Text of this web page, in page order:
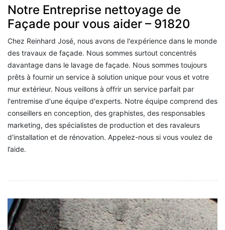
Notre Entreprise nettoyage de
Façade pour vous aider – 91820
Chez Reinhard José, nous avons de l'expérience dans le monde
des travaux de façade. Nous sommes surtout concentrés
davantage dans le lavage de façade. Nous sommes toujours
prêts à fournir un service à solution unique pour vous et votre
mur extérieur. Nous veillons à offrir un service parfait par
l'entremise d'une équipe d'experts. Notre équipe comprend des
conseillers en conception, des graphistes, des responsables
marketing, des spécialistes de production et des ravaleurs
d'installation et de rénovation. Appelez-nous si vous voulez de
l’aide.